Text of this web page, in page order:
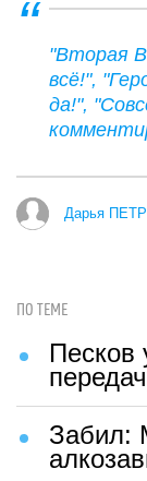
"Вторая
всё!",
да!",
Дарья
ПО ТЕМЕ
Песков
Забил: